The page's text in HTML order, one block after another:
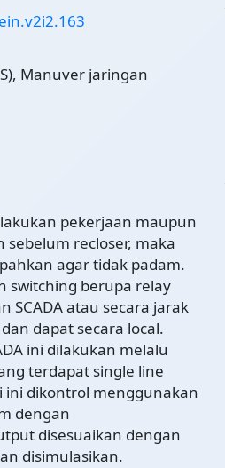
Manuver jaringan
pekerjaan maupun
recloser, maka
agar tidak padam.
switching berupa relay
SCADA atau secara jarak
dapat secara local.
ini dilakukan melalu
terdapat single line
ini dikontrol menggunakan
dengan
disesuaikan dengan
disimulasikan.